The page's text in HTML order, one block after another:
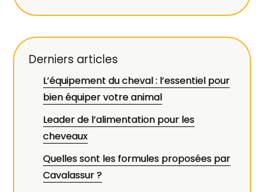
Derniers articles
L’équipement du cheval : l’essentiel pour
bien équiper votre animal
Leader de l’alimentation pour les
cheveaux
Quelles sont les formules proposées par
Cavalassur ?